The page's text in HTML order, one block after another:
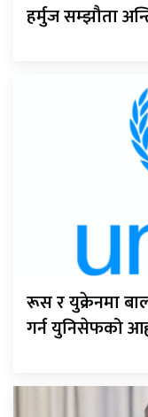
हर्मुज सम्झौता
रूस र युक्रेनमा
गर्न युनिसेफको